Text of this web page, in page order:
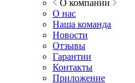
О компании
О нас
Наша команда
Новости
Отзывы
Гарантии
Контакты
Приложение